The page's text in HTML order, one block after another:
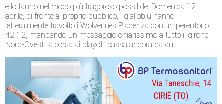
e lo fanno nel modo più fragoroso possibile. Domenica 12
aprile, di fronte al proprio pubblico, i gialloblù hanno
letteralmente travolto i Wolverines Piacenza con un perentorio
42-12, mandando un messaggio chiarissimo a tutto il girone
Nord-Ovest: la corsa ai playoff passa ancora da qui.